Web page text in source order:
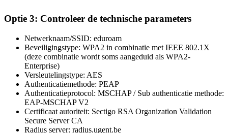
Optie 3: Controleer de technische parameters
Netwerknaam/SSID: eduroam
Beveiligingstype: WPA2 in combinatie met IEEE 802.1X
(deze combinatie wordt soms aangeduid als WPA2-
Enterprise)
Versleutelingstype: AES
Authenticatiemethode: PEAP
Authenticatieprotocol: MSCHAP / Sub authenticatie methode:
EAP-MSCHAP V2
Certificaat autoriteit: Sectigo RSA Organization Validation
Secure Server CA
Radius server: radius.ugent.be